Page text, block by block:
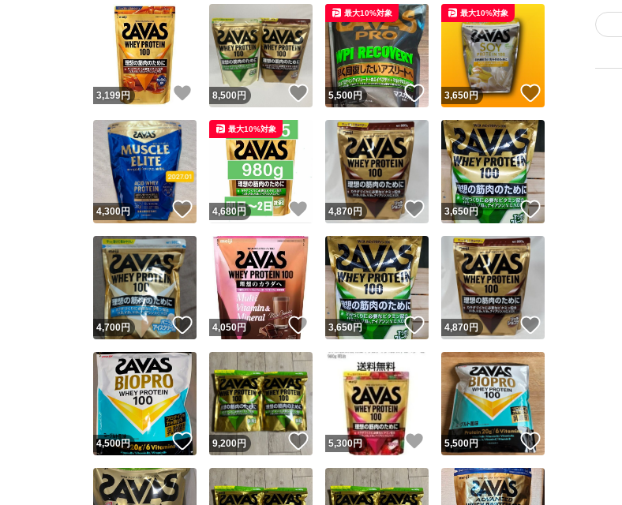
ユーザーの実績について
Yahoo!フリマが定めた一定の基準を満たしたユーザーにバッジ
安心取引出品者
安心取引出品者 Yahoo!フリマの基準をクリアした安心・
取引実績
取引実績◯+ このユーザーはYahoo!フリマの取引を完
他フリマ実績◯+ このユーザーは他フリマサービスでの取
スピード&安心発送
※このバッジは実績に基づく表示であり、発送を保証しているものではあ
スピード＆安心発送
このユーザーは高頻度で24時間以内＆設
ます
スピード発送 このユーザーは高頻度で24時間以内に発
この商品の情報をコピーします
商品画像の無断転載は禁止されています
コピーは1商品につき1回です
出品ページへ
キャンセル
3,199円 いいね！
8,500円 いいね！
5,500円 いいね！
最大10%対象
3,650円
最大10%対象
4,300円 いいね！
4,680円 いいね！
最大10%対象
4,870円 いいね！
3,650円 いいね！
4,700円 いいね！
4,050円 いいね！
3,650円 いいね！
4,870円
4,500円 いいね！
9,200円 いいね！
5,300円 いいね！
5,500円